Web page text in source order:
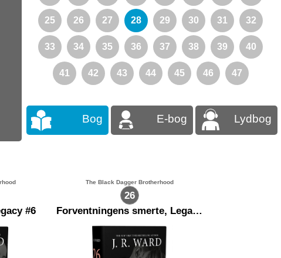
25 26 27 28 29 30 31 32
33 34 35 36 37 38 39 40
41 42 43 44 45 46 47
Bog E-bog Lydbog
#6
26
The Black Dagger Brotherhood
Forventningens smerte, Legacy #3